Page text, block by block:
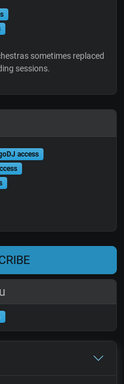
sometimes replaced
sessions.
access